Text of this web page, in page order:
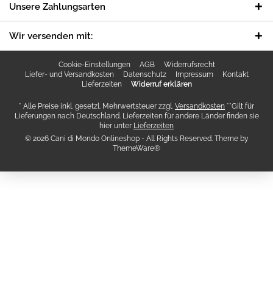
Unsere Zahlungsarten
Wir versenden mit:
Cookie-Einstellungen AGB
Widerrufsrecht
Liefer- und Versandkosten
Datenschutz Impressum
Kontakt
Lieferzeiten
Widerruf erklären
* Alle Preise inkl. gesetzl. Mehrwertsteuer zzgl. Versandkosten **Gilt für
Lieferungen nach Deutschland. Lieferzeiten für andere Länder finden sie
hier unter Lieferzeiten
© 2026 Cani di Mondo Onlineshop - All Rights Reserved. Theme by
ThemeWare®